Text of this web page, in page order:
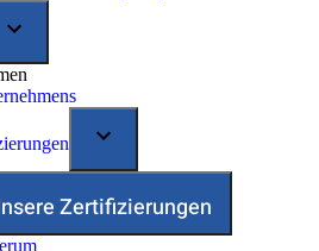
Zertifizierungen